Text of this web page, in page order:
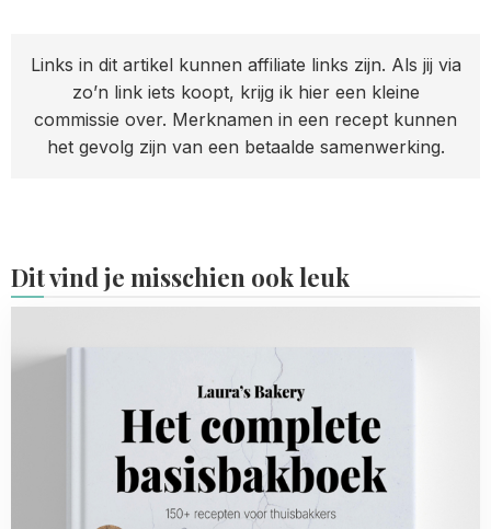
Links in dit artikel kunnen affiliate links zijn. Als jij via
zo’n link iets koopt, krijg ik hier een kleine
commissie over. Merknamen in een recept kunnen
het gevolg zijn van een betaalde samenwerking.
Dit vind je misschien ook leuk